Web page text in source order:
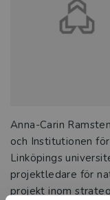
Anna-Carin
och Institutionen
Linköpings
projektledare för
projekt inom